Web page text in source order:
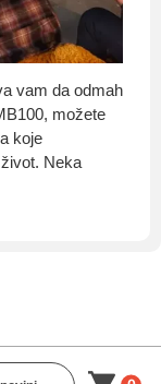
vam da odmah
možete
koje
Neka